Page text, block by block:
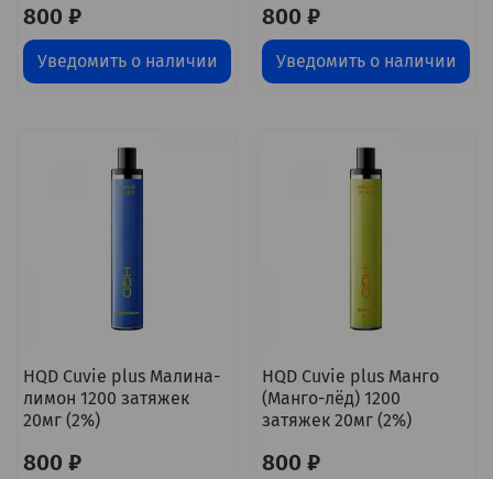
800 ₽
Уведомить о наличии
800 ₽
Уведомить о наличии
HQD Cuvie plus Малина-
лимон 1200 затяжек
20мг (2%)
800 ₽
HQD Cuvie plus Манго
(Манго-лёд) 1200
затяжек 20мг (2%)
800 ₽